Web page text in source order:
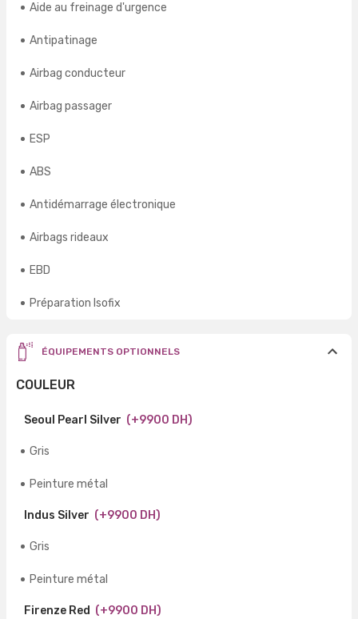
Aide au freinage d'urgence
Antipatinage
Airbag conducteur
Airbag passager
ESP
ABS
Antidémarrage électronique
Airbags rideaux
EBD
Préparation Isofix
ÉQUIPEMENTS OPTIONNELS
COULEUR
Seoul Pearl Silver (+9900 DH)
Gris
Peinture métal
Indus Silver (+9900 DH)
Gris
Peinture métal
Firenze Red (+9900 DH)